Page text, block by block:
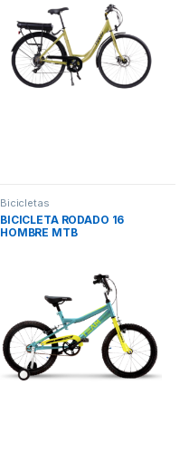
Bicicletas
BICICLETA RODADO 16
HOMBRE MTB